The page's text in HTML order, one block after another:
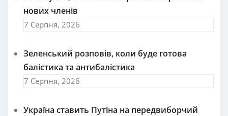
нових членів
7 Серпня, 2026
Зеленський розповів, коли буде готова
балістика та антибалістика
7 Серпня, 2026
Україна ставить Путіна на передвиборчий